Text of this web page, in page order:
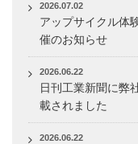
2026.07.02
アップサイクル体
催のお知らせ
2026.06.22
日刊工業新聞に弊
載されました
2026.06.22